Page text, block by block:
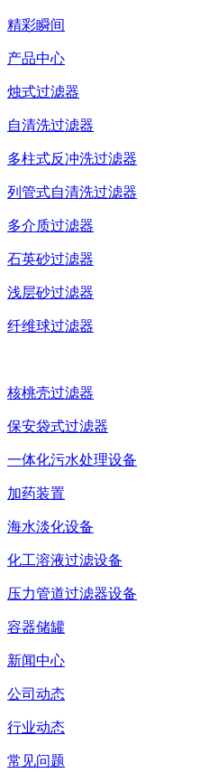
精彩瞬间
产品中心
烛式过滤器
自清洗过滤器
多柱式反冲洗过滤器
列管式自清洗过滤器
多介质过滤器
石英砂过滤器
浅层砂过滤器
纤维球过滤器
核桃壳过滤器
保安袋式过滤器
一体化污水处理设备
加药装置
海水淡化设备
化工溶液过滤设备
压力管道过滤器设备
容器储罐
新闻中心
公司动态
行业动态
常见问题